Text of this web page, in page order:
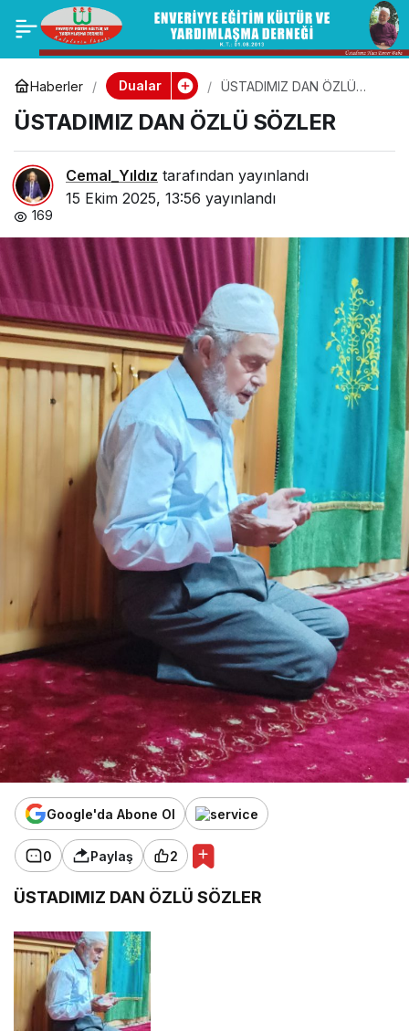
Haberler Dualar
ÜSTADIMIZ DAN ÖZLÜ
ÜSTADIMIZ DAN ÖZLÜ SÖZLER
Cemal_Yıldız tarafından yayınlandı
15 Ekim 2025, 13:56 yayınlandı
169
Google'da Abone Ol
0 Paylaş 2
ÜSTADIMIZ DAN ÖZLÜ SÖZLER
Mümin – Kafir –
Münafık kime denir.
0 Paylaş